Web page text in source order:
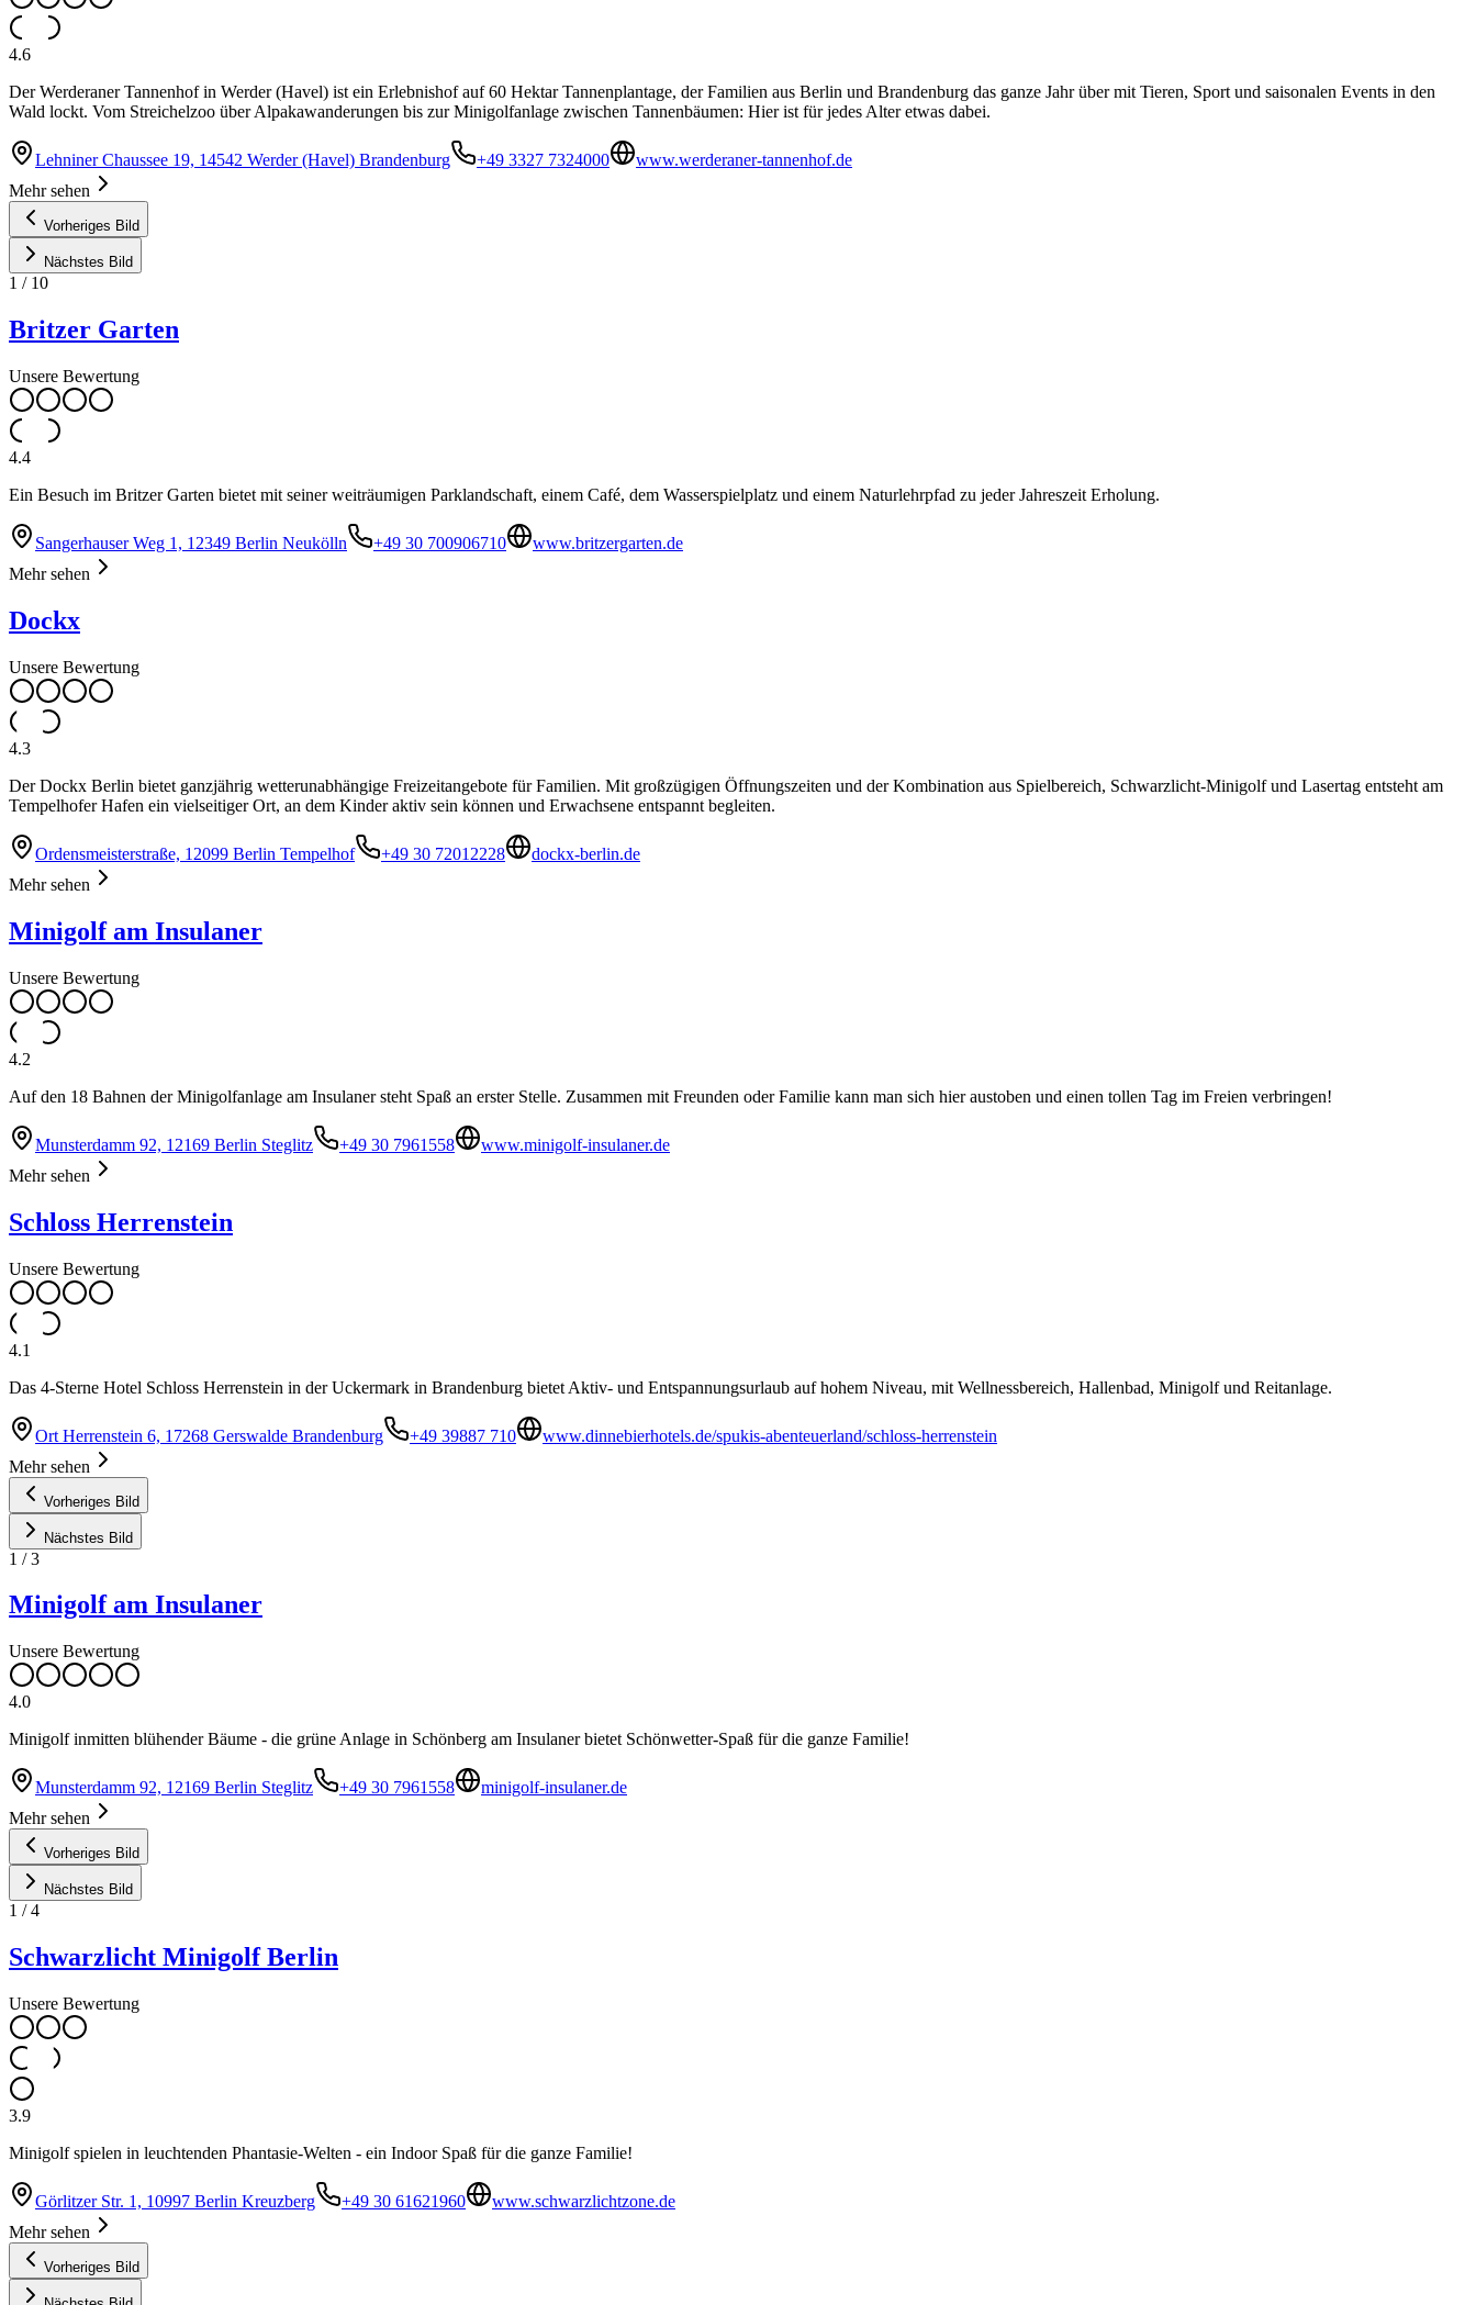
4.6
Der Werderaner Tannenhof in Werder (Havel) ist ein Erlebnishof auf 60 Hektar Tannenplantage, der Familien aus Berlin und Brandenburg das ganze Jahr über mit Tieren, Sport und saisonalen Events in den
Wald lockt. Vom Streichelzoo über Alpakawanderungen bis zur Minigolfanlage zwischen Tannenbäumen: Hier ist für jedes Alter etwas dabei.
Lehniner Chaussee 19, 14542 Werder (Havel) Brandenburg +49 3327 7324000
www.werderaner-tannenhof.de
Mehr sehen
Vorheriges Bild
Nächstes Bild
1 / 10
Britzer Garten
Unsere Bewertung
4.4
Ein Besuch im Britzer Garten bietet mit seiner weiträumigen Parklandschaft, einem Café, dem Wasserspielplatz und einem Naturlehrpfad zu jeder Jahreszeit Erholung.
Sangerhauser Weg 1, 12349 Berlin Neukölln +49 30 700906710
www.britzergarten.de
Mehr sehen
Dockx
Unsere Bewertung
4.3
Der Dockx Berlin bietet ganzjährig wetterunabhängige Freizeitangebote für Familien. Mit großzügigen Öffnungszeiten und der Kombination aus Spielbereich, Schwarzlicht-Minigolf und Lasertag entsteht am
Tempelhofer Hafen ein vielseitiger Ort, an dem Kinder aktiv sein können und Erwachsene entspannt begleiten.
Ordensmeisterstraße, 12099 Berlin Tempelhof +49 30 72012228
dockx-berlin.de
Mehr sehen
Minigolf am Insulaner
Unsere Bewertung
4.2
Auf den 18 Bahnen der Minigolfanlage am Insulaner steht Spaß an erster Stelle. Zusammen mit Freunden oder Familie kann man sich hier austoben und einen tollen Tag im Freien verbringen!
Munsterdamm 92, 12169 Berlin Steglitz +49 30 7961558
www.minigolf-insulaner.de
Mehr sehen
Schloss Herrenstein
Unsere Bewertung
4.1
Das 4-Sterne Hotel Schloss Herrenstein in der Uckermark in Brandenburg bietet Aktiv- und Entspannungsurlaub auf hohem Niveau, mit Wellnessbereich, Hallenbad, Minigolf und Reitanlage.
Ort Herrenstein 6, 17268 Gerswalde Brandenburg +49 39887 710
www.dinnebierhotels.de/spukis-abenteuerland/schloss-herrenstein
Mehr sehen
Vorheriges Bild
Nächstes Bild
1 /3
Minigolf am Insulaner
Unsere Bewertung
4.0
Minigolf inmitten blühender Bäume - die grüne Anlage in Schönberg am Insulaner bietet Schönwetter-Spaß für die ganze Familie!
Munsterdamm 92, 12169 Berlin Steglitz +49 30 7961558
minigolf-insulaner.de
Mehr sehen
Vorheriges Bild
Nächstes Bild
1 /4
Schwarzlicht Minigolf Berlin
Unsere Bewertung
3.9
Minigolf spielen in leuchtenden Phantasie-Welten - ein Indoor Spaß für die ganze Familie!
Görlitzer Str. 1, 10997 Berlin Kreuzberg +49 30 61621960
www.schwarzlichtzone.de
Mehr sehen
Vorheriges Bild